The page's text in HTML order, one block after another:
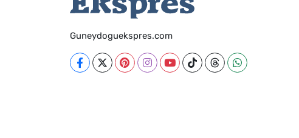
Guneydoguekspres.com